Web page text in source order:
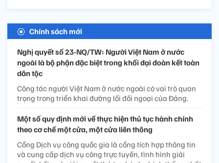
Chính sách mới
Nghị quyết số 23-NQ/TW: Người Việt Nam ở nước
ngoài là bộ phận đặc biệt trong khối đại đoàn kết toàn
dân tộc
Công tác người Việt Nam ở nước ngoài có vai trò quan
trọng trong triển khai đường lối đối ngoại của Đảng.
Một số quy định mới về thực hiện thủ tục hành chính
theo cơ chế một cửa, một cửa liên thông
Cổng Dịch vụ công quốc gia là cổng tích hợp thông tin
và cung cấp dịch vụ công trực tuyến, tình hình giải